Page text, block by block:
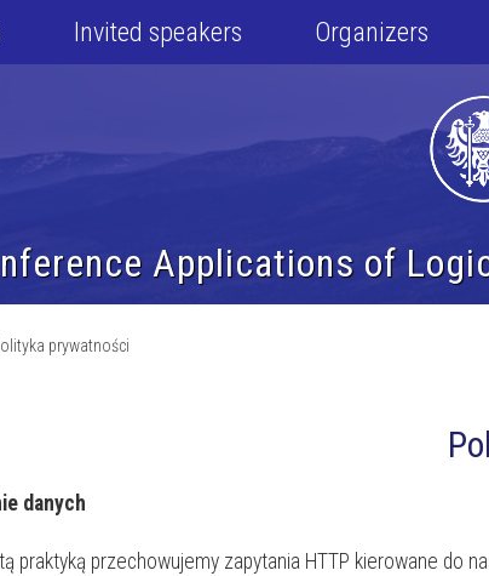
Invited speakers Organizers
Applications of
prywatności
danych
praktyką przechowujemy zapytania HTTP kierowane do